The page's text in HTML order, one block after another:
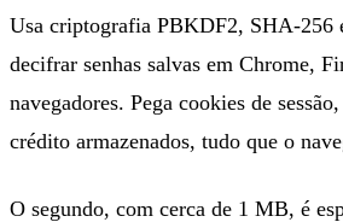
Usa criptografia PBKDF2, SHA-256
decifrar senhas salvas em Chrome,
navegadores. Pega cookies de
crédito armazenados, tudo que o
O segundo, com cerca de 1 MB, é